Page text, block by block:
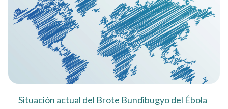
Situación actual del Brote Bundibugyo del Ébola